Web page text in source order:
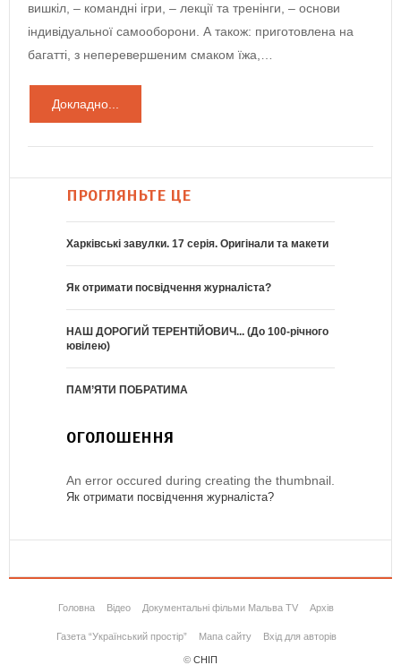
вишкіл, – командні ігри, – лекції та тренінги, – основи
індивідуальної самооборони. А також: приготовлена на
багатті, з неперевершеним смаком їжа,…
Докладно...
ПРОГЛЯНЬТЕ ЦЕ
Харківські завулки. 17 серія. Оригінали та макети
Як отримати посвідчення журналіста?
НАШ ДОРОГИЙ ТЕРЕНТІЙОВИЧ... (До 100-річного
ювілею)
ПАМ’ЯТИ ПОБРАТИМА
ОГОЛОШЕННЯ
An error occured during creating the thumbnail.
Як отримати посвідчення журналіста?
Головна Відео Документальні фільми Мальва TV Архів
Газета “Український простір” Мапа сайту Вхід для авторів
© СНІП